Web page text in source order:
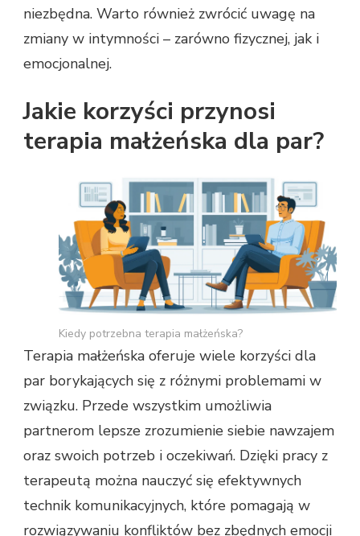
niezbędna. Warto również zwrócić uwagę na
zmiany w intymności – zarówno fizycznej, jak i
emocjonalnej.
Jakie korzyści przynosi
terapia małżeńska dla par?
Kiedy potrzebna terapia małżeńska?
Terapia małżeńska oferuje wiele korzyści dla
par borykających się z różnymi problemami w
związku. Przede wszystkim umożliwia
partnerom lepsze zrozumienie siebie nawzajem
oraz swoich potrzeb i oczekiwań. Dzięki pracy z
terapeutą można nauczyć się efektywnych
technik komunikacyjnych, które pomagają w
rozwiązywaniu konfliktów bez zbędnych emocji